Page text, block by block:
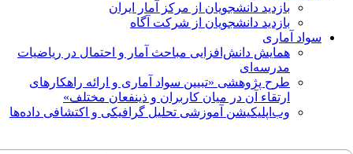
بازدید دانشجویان از مرکز آمار ایران
بازدید دانشجویان از شرکت آگاه
سواد آماری
همایش دانش‌افزایی مباحث آمار و احتمال در ریاضیات
مدرسه‌ای
طرح پژوهشی «تبیین سواد آماری و ارائه راهکارهای
ارتقاء آن در میان کاربران و ذینفعان مختلف»
وب‌اپلیکیشن آموزشی تحلیل گرافیکی و اکتشافی داده‌ها